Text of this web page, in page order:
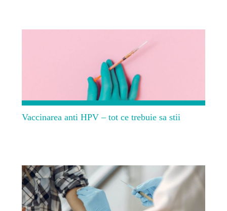
Vaccinarea anti HPV – tot ce trebuie sa stii